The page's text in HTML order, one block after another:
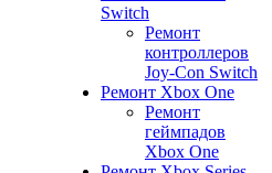
Switch
Ремонт
контроллеров
Joy-Con Switch
Ремонт Xbox One
Ремонт
геймпадов
Xbox One